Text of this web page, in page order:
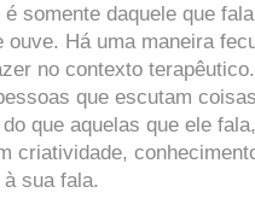
é somente daquele que
ouve. Há uma maneira
no contexto
que escutam
que aquelas que ele
criatividade,
sua fala.